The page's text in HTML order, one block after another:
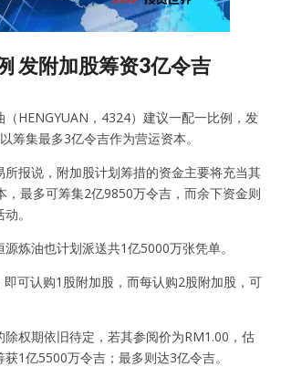
发附加股筹资3亿令吉
HENGYUAN，4324）建议一配一比例，发
筹集最多3亿令吉作为营运资本。
所报说，附加股计划筹措的资金主要将充当其
，最多可筹集2亿9850万令吉，而余下资金则
。
炼油也计划派送共1亿5000万张凭单。
即可认购1股附加股，而每认购2股附加股，可
除权期依旧待定，若其参阅价为RM1.00，估
1亿5500万令吉；最多则达3亿令吉。